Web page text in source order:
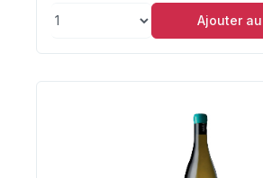
Ajouter